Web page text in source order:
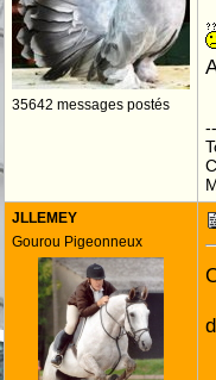
35642 messages postés
JLLEMEY
Gourou Pigeonneux